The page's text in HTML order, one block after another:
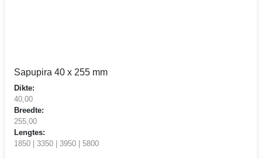
Sapupira 40 x 255 mm
Dikte:
40,00
Breedte:
255,00
Lengtes:
1850 | 3350 | 3950 | 5800